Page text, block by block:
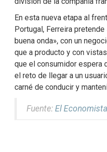
En esta nueva etapa al
Portugal, Ferreira
buena onda», con un
que a producto y con
que el consumidor espera
el reto de llegar a un
carné de conducir y
Fuente: El Economista